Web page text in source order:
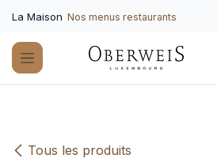
La Maison Nos menus restaurants
Tous les produits